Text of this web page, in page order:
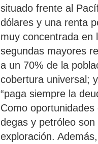
situado frente al
dólares y una renta
muy concentrada en
segundas mayores
a un 70% de la
cobertura universal;
“paga siempre la
Como
degas y petróleo
exploración.